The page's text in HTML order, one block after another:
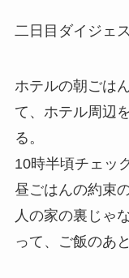
二日目ダイジェ
ホテルの朝ごは
て、ホテル周辺
る。
10時半頃チェッ
昼ごはんの約束
人の家の裏じゃ
って、ご飯のあ